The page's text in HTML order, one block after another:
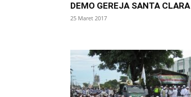
DEMO GEREJA SANTA
25 Maret 2017